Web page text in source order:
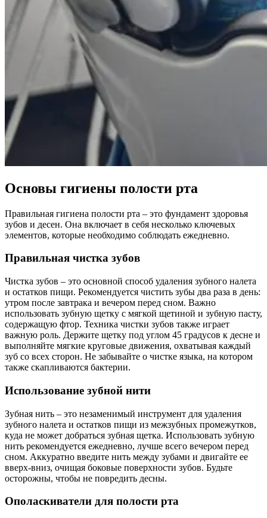
Основы гигиены полости рта
Правильная гигиена полости рта – это фундамент здоровья
зубов и десен. Она включает в себя несколько ключевых
элементов, которые необходимо соблюдать ежедневно.
Правильная чистка зубов
Чистка зубов – это основной способ удаления зубного налета
и остатков пищи. Рекомендуется чистить зубы два раза в день:
утром после завтрака и вечером перед сном. Важно
использовать зубную щетку с мягкой щетиной и зубную пасту,
содержащую фтор. Техника чистки зубов также играет
важную роль. Держите щетку под углом 45 градусов к десне и
выполняйте мягкие круговые движения, охватывая каждый
зуб со всех сторон. Не забывайте о чистке языка, на котором
также скапливаются бактерии.
Использование зубной нити
Зубная нить – это незаменимый инструмент для удаления
зубного налета и остатков пищи из межзубных промежутков,
куда не может добраться зубная щетка. Использовать зубную
нить рекомендуется ежедневно, лучше всего вечером перед
сном. Аккуратно введите нить между зубами и двигайте ее
вверх-вниз, очищая боковые поверхности зубов. Будьте
осторожны, чтобы не повредить десны.
Ополаскиватели для полости рта